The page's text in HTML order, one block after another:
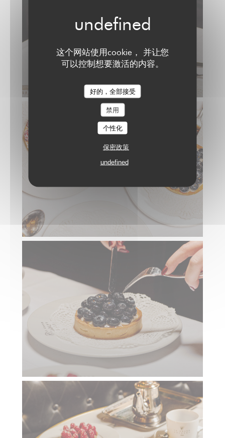
这个网站使用cookie， 并让您
可以控制想要激活的内容。
好的，全部接受
禁用
个性化
保密政策
undefined